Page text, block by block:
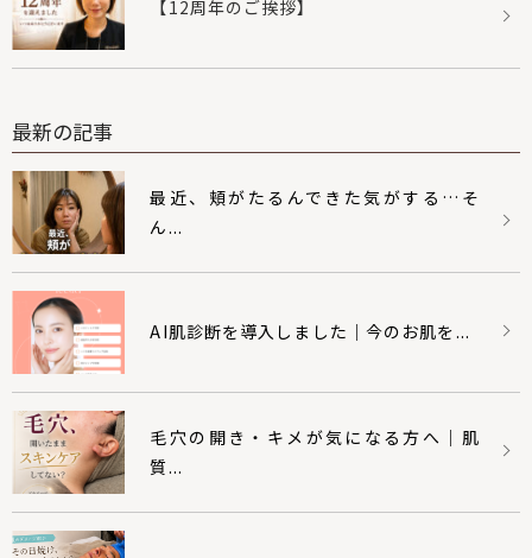
【12周年のご挨拶】
最新の記事
最近、頬がたるんできた気がする…そ
ん...
AI肌診断を導入しました｜今のお肌を...
毛穴の開き・キメが気になる方へ｜肌
質...